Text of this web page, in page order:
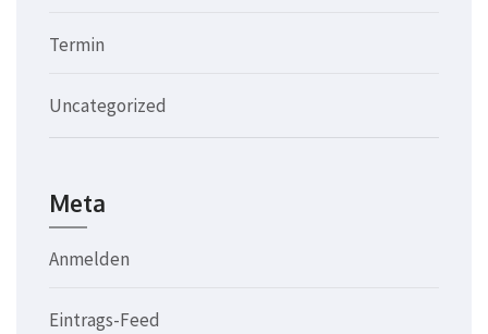
Termin
Uncategorized
Meta
Anmelden
Eintrags-Feed